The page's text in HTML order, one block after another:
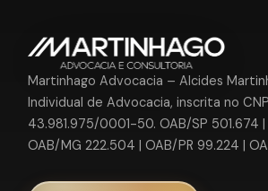
Martinhago Advocacia – Alcides
Individual de Advocacia, inscrita no
43.981.975/0001-50. OAB/SP 501.674
OAB/MG 222.504 | OAB/PR 99.224 |